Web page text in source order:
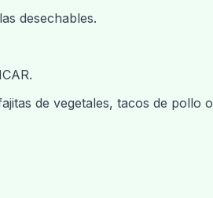
desechables.
de vegetales, tacos de pollo o